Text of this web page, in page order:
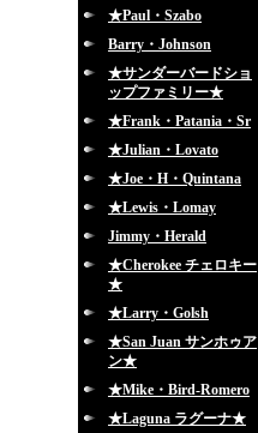
★Paul・Szabo
Barry・Johnson
★サンダーバードショ
ップファミリー★
★Frank・Patania・Sr
★Julian・Lovato
★Joe・H・Quintana
★Lewis・Lomay
Jimmy・Herald
★Cherokee チェロキー
★
★Larry・Golsh
★San Juan サンホゥア
ン★
★Mike・Bird-Romero
★Laguna ラグーナ★